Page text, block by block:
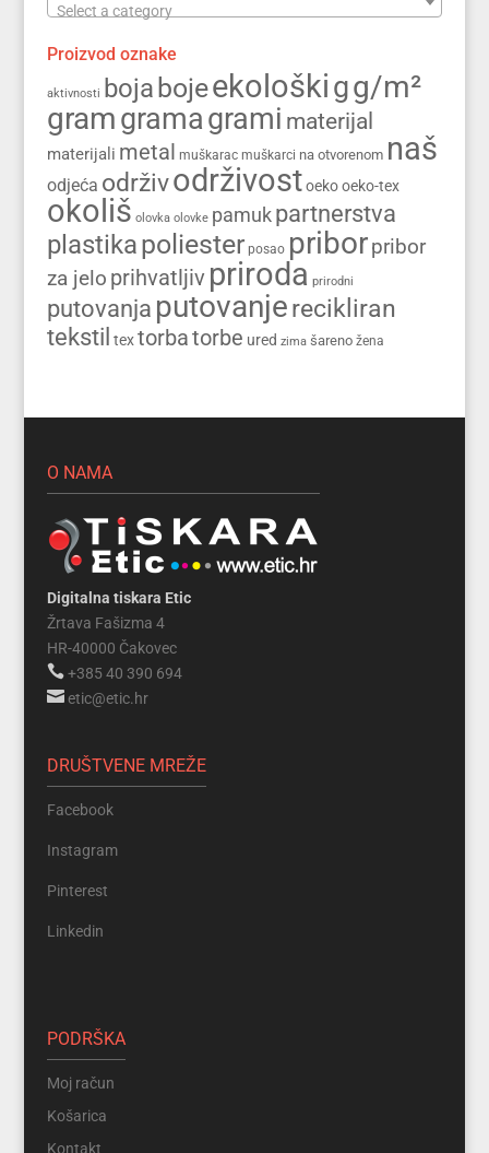
Select a category
Proizvod oznake
aktivnosti boja bojeekološkigg/m²
gramgramagrami materijal
materijali metal muškarac muškarci na otvorenom naš
odjeća održivodrživost oeko oeko-tex
okoliš olovka olovke pamuk partnerstva
plastikapoliester posao priborpribor
za jelo prihvatljiv priroda prirodni
putovanja putovanjerecikliran
tekstil tex torbatorbe ured zima šareno žena
O NAMA
Digitalna tiskara Etic
Žrtava Fašizma 4
HR-40000 Čakovec
+385 40 390 694
etic@etic.hr
DRUŠTVENE MREŽE
Facebook
Instagram
Pinterest
Linkedin
PODRŠKA
Moj račun
Košarica
Kontakt